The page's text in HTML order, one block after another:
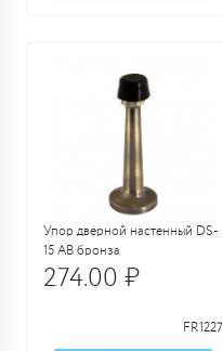
Упор дверной настенный DS-
15 AB бронза
274.00 ₽
FR1227